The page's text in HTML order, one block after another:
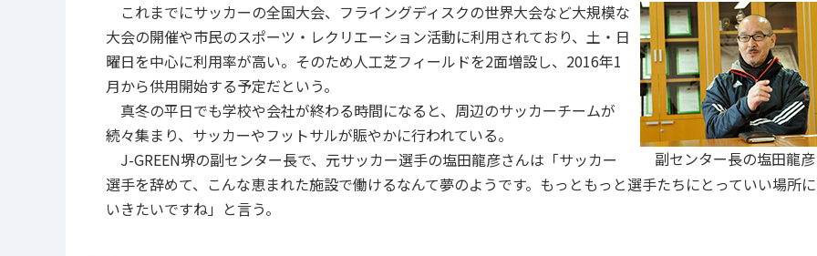
副センター長の塩田龍
これまでにサッカーの全国大会、フライングディスクの世界大会など大規模な
大会の開催や市民のスポーツ・レクリエーション活動に利用されており、土・日
曜日を中心に利用率が高い。そのため人工芝フィールドを2面増設し、2016年1
月から供用開始する予定だという。
真冬の平日でも学校や会社が終わる時間になると、周辺のサッカーチームが
続々集まり、サッカーやフットサルが賑やかに行われている。
J-GREEN堺の副センター長で、元サッカー選手の塩田龍彦さんは「サッカー
選手を辞めて、こんな恵まれた施設で働けるなんて夢のようです。もっともっと選手たちにとっていい場所
いきたいですね」と言う。